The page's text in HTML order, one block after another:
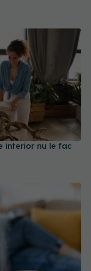
interior nu le fac